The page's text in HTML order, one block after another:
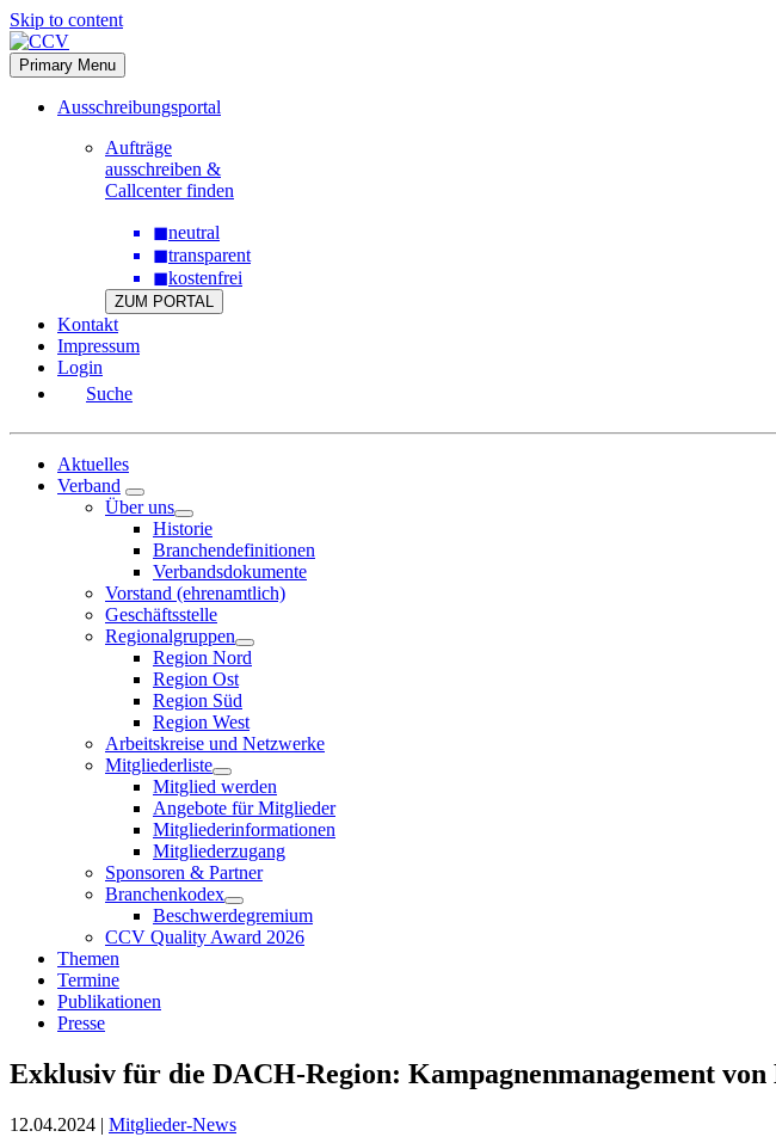
Skip to content
Primary Menu
Ausschreibungsportal
Aufträge
ausschreiben &
Callcenter finden
◼neutral
◼transparent
◼kostenfrei
ZUM PORTAL
Kontakt
Impressum
Login
Suche
Aktuelles
Verband
Über uns
Historie
Branchendefinitionen
Verbandsdokumente
Vorstand (ehrenamtlich)
Geschäftsstelle
Regionalgruppen
Region Nord
Region Ost
Region Süd
Region West
Arbeitskreise und Netzwerke
Mitgliederliste
Mitglied werden
Angebote für Mitglieder
Mitgliederinformationen
Mitgliederzugang
Sponsoren & Partner
Branchenkodex
Beschwerdegremium
CCV Quality Award 2026
Themen
Termine
Publikationen
Presse
Exklusiv für die DACH-Region: Kampagnenmanagement von
12.04.2024 | Mitglieder-News